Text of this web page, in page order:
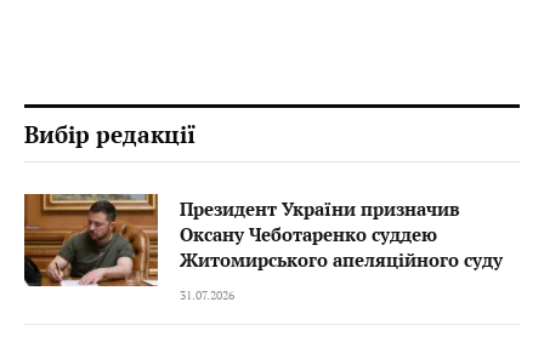
Вибір редакції
Президент України призначив
Оксану Чеботаренко суддею
Житомирського апеляційного суду
31.07.2026